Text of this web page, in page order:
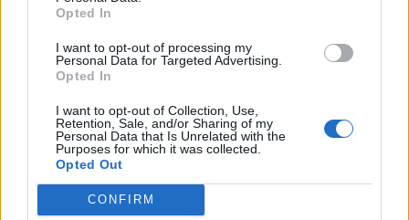
Opted In
I want to opt-out of processing my
Personal Data for Targeted Advertising.
Opted In
I want to opt-out of Collection, Use,
Retention, Sale, and/or Sharing of my
Personal Data that Is Unrelated with the
Purposes for which it was collected.
Opted Out
CONFIRM
2021. november 24. 10:32 |
el Jeruzsálemben
Albert Einstein egy 1936-ban írott levele 55 ezer dollárért
árverésen.